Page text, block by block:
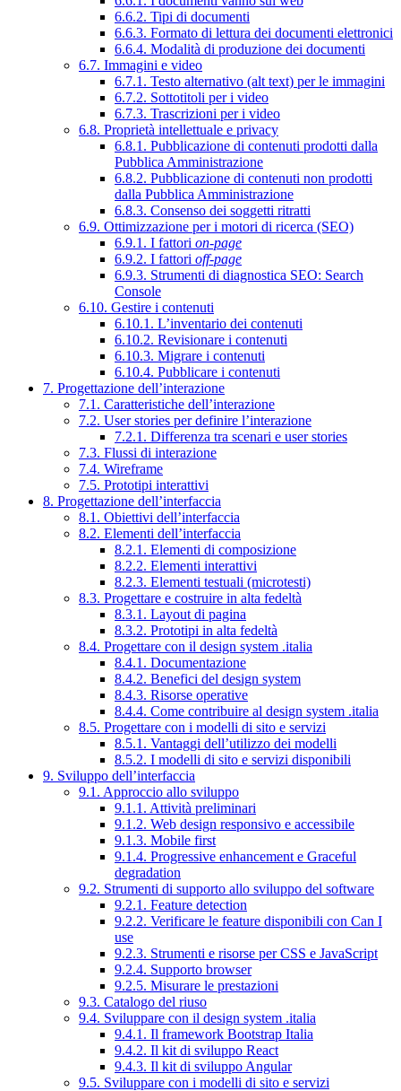
6.6.2. Tipi di documenti
6.6.3. Formato di lettura dei documenti elettronici
6.6.4. Modalità di produzione dei documenti
6.7. Immagini e video
6.7.1. Testo alternativo (alt text) per le immagini
6.7.2. Sottotitoli per i video
6.7.3. Trascrizioni per i video
6.8. Proprietà intellettuale e privacy
6.8.1. Pubblicazione di contenuti prodotti dalla
Pubblica Amministrazione
6.8.2. Pubblicazione di contenuti non prodotti
dalla Pubblica Amministrazione
6.8.3. Consenso dei soggetti ritratti
6.9. Ottimizzazione per i motori di ricerca (SEO)
6.9.1. I fattori on-page
6.9.2. I fattori off-page
6.9.3. Strumenti di diagnostica SEO: Search
Console
6.10. Gestire i contenuti
6.10.1. L’inventario dei contenuti
6.10.2. Revisionare i contenuti
6.10.3. Migrare i contenuti
6.10.4. Pubblicare i contenuti
7. Progettazione dell’interazione
7.1. Caratteristiche dell’interazione
7.2. User stories per definire l’interazione
7.2.1. Differenza tra scenari e user stories
7.3. Flussi di interazione
7.4. Wireframe
7.5. Prototipi interattivi
8. Progettazione dell’interfaccia
8.1. Obiettivi dell’interfaccia
8.2. Elementi dell’interfaccia
8.2.1. Elementi di composizione
8.2.2. Elementi interattivi
8.2.3. Elementi testuali (microtesti)
8.3. Progettare e costruire in alta fedeltà
8.3.1. Layout di pagina
8.3.2. Prototipi in alta fedeltà
8.4. Progettare con il design system .italia
8.4.1. Documentazione
8.4.2. Benefici del design system
8.4.3. Risorse operative
8.4.4. Come contribuire al design system .italia
8.5. Progettare con i modelli di sito e servizi
8.5.1. Vantaggi dell’utilizzo dei modelli
8.5.2. I modelli di sito e servizi disponibili
9. Sviluppo dell’interfaccia
9.1. Approccio allo sviluppo
9.1.1. Attività preliminari
9.1.2. Web design responsivo e accessibile
9.1.3. Mobile first
9.1.4. Progressive enhancement e Graceful
degradation
9.2. Strumenti di supporto allo sviluppo del software
9.2.1. Feature detection
9.2.2. Verificare le feature disponibili con Can I
use
9.2.3. Strumenti e risorse per CSS e JavaScript
9.2.4. Supporto browser
9.2.5. Misurare le prestazioni
9.3. Catalogo del riuso
9.4. Sviluppare con il design system .italia
9.4.1. Il framework Bootstrap Italia
9.4.2. Il kit di sviluppo React
9.4.3. Il kit di sviluppo Angular
9.5. Sviluppare con i modelli di sito e servizi